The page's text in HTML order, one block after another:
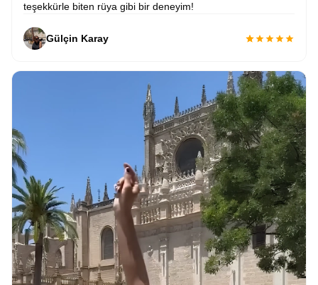
teşekkürle biten rüya gibi bir deneyim!
Gülçin Karay